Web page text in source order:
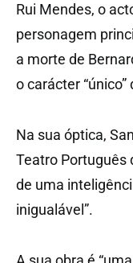
Rui Mendes, o
personagem
a morte de
o carácter
Na sua óptica,
Teatro Português
de uma
inigualável”.